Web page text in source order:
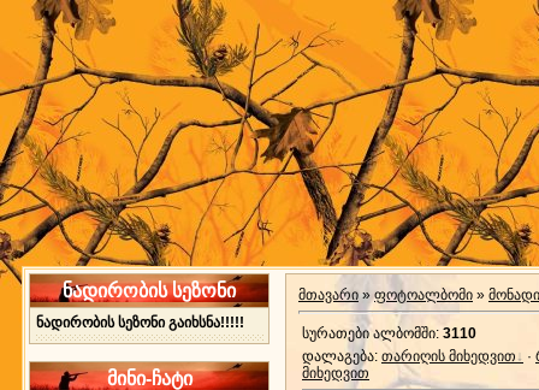
ნადირობის სეზონი
ნადირობის სეზონი გაიხსნა!!!!!
მინი-ჩატი
მთავარი » ფოტოალბომი »
სურათები ალბომში: 3110
დალაგება: თარიღის მიხედვით ·
მიხედვით